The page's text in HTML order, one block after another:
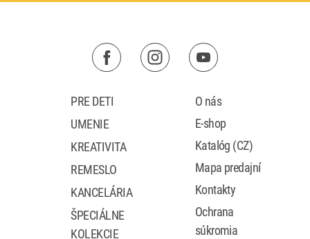
PRE DETI
UMENIE
KREATIVITA
REMESLO
KANCELÁRIA
ŠPECIÁLNE
KOLEKCIE
O nás
E-shop
Katalóg (CZ)
Mapa predajní
Kontakty
Ochrana
súkromia